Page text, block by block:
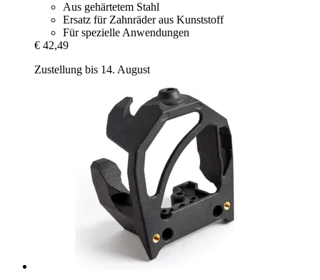
Aus gehärtetem Stahl
Ersatz für Zahnräder aus Kunststoff
Für spezielle Anwendungen
€ 42,49
Zustellung bis 14. August